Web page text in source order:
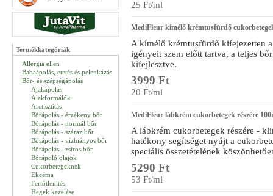
Termékkategóriák
Allergia ellen
Babaápolás, etetés és pelenkázás
Bőr- és szépségápolás
Ajakápolás
Alakformálók
Arctisztítás
Bőrápolás - érzékeny bőr
Bőrápolás - normál bőr
Bőrápolás - száraz bőr
Bőrápolás - vízhiányos bőr
Bőrápolás - zsíros bőr
Bőrápoló olajok
Cukorbetegeknek
Ekcéma
Fertőtlenítés
Hegek kezelése
25 Ft/ml
MediFleur kímélő krémtusfürdő
A kímélő krémtusfürdő kifejezetten
igényeit szem előtt tartva, a teljes
kifejlesztve.
3999 Ft
20 Ft/ml
MediFleur lábkrém cukorbetegek részére
A lábkrém cukorbetegek részére -
hatékony segítséget nyújt a
speciális összetételének
5290 Ft
53 Ft/ml